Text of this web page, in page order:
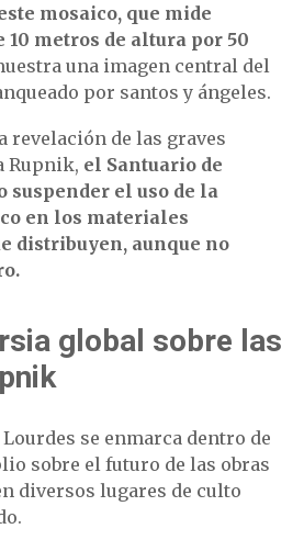
mosaico, que mide
metros de altura por 50
una imagen central del
por santos y ángeles.
revelación de las graves
Rupnik, el Santuario de
suspender el uso de la
en los materiales
distribuyen, aunque no
global sobre las
se enmarca dentro de
sobre el futuro de las obras
diversos lugares de culto